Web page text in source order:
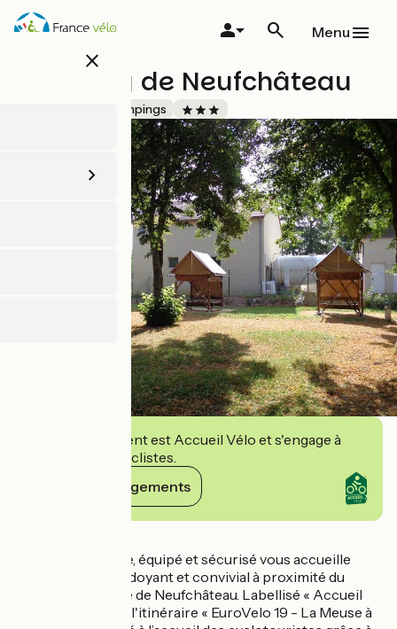
Aller
au
close
Menu
Camping de Neufchâteau
Campings
Cet établissement est Accueil Vélo et s'engage à
accueillir des cyclistes.
Voir ses engagements
Ce camping calme, équipé et sécurisé vous accueille
dans un cadre verdoyant et convivial à proximité du
Centre Historique de Neufchâteau. Labellisé « Accueil
Vélo » et situé sur l'itinéraire « EuroVelo 19 - La Meuse à